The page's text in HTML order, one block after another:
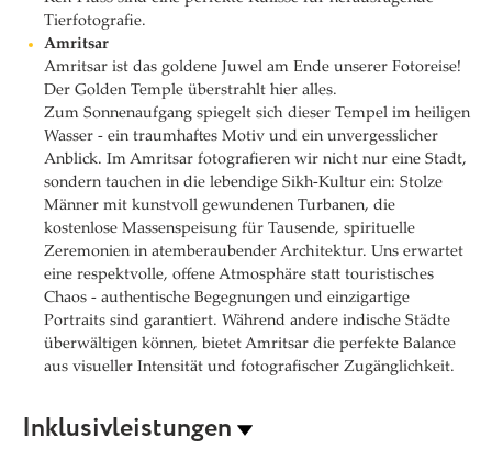
Tierfotografie.
Amritsar
Amritsar ist das goldene Juwel am Ende unserer Fotoreise!
Der Golden Temple überstrahlt hier alles.
Zum Sonnenaufgang spiegelt sich dieser Tempel im heiligen
Wasser - ein traumhaftes Motiv und ein unvergesslicher
Anblick. Im Amritsar fotografieren wir nicht nur eine Stadt,
sondern tauchen in die lebendige Sikh-Kultur ein: Stolze
Männer mit kunstvoll gewundenen Turbanen, die
kostenlose Massenspeisung für Tausende, spirituelle
Zeremonien in atemberaubender Architektur. Uns erwartet
eine respektvolle, offene Atmosphäre statt touristisches
Chaos - authentische Begegnungen und einzigartige
Portraits sind garantiert. Während andere indische Städte
überwältigen können, bietet Amritsar die perfekte Balance
aus visueller Intensität und fotografischer Zugänglichkeit.
Inklusivleistungen